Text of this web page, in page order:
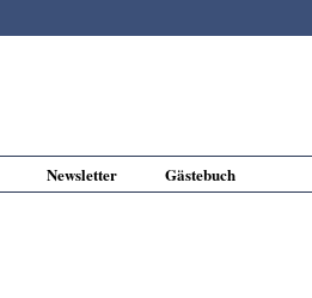
Newsletter Gästebuch